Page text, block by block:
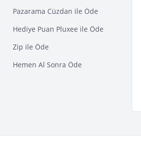
Pazarama Cüzdan ile Öde
Hediye Puan Pluxee ile Öde
Zip ile Öde
Hemen Al Sonra Öde